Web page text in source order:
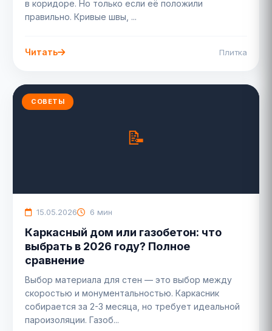
в коридоре. Но только если её положили
правильно. Кривые швы, ...
Читать Плитка
СОВЕТЫ
15.05.2026 6 мин
Каркасный дом или газобетон: что
выбрать в 2026 году? Полное
сравнение
Выбор материала для стен — это выбор между
скоростью и монументальностью. Каркасник
собирается за 2-3 месяца, но требует идеальной
пароизоляции. Газоб...